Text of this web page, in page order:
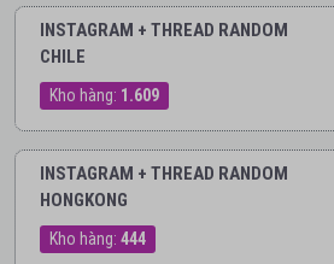
INSTAGRAM + THREAD RANDOM
CHILE
Kho hàng: 1.609
INSTAGRAM + THREAD RANDOM
HONGKONG
Kho hàng: 444